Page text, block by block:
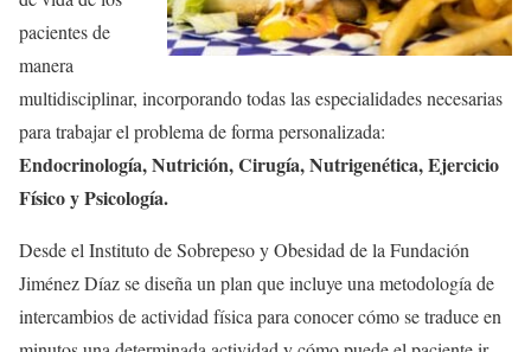
pacientes de
manera
multidisciplinar, incorporando todas las especialidades necesarias
para trabajar el problema de forma personalizada:
Endocrinología, Nutrición, Cirugía, Nutrigenética, Ejercicio
Físico y Psicología.
Desde el Instituto de Sobrepeso y Obesidad de la Fundación
Jiménez Díaz se diseña un plan que incluye una metodología de
intercambios de actividad física para conocer cómo se traduce en